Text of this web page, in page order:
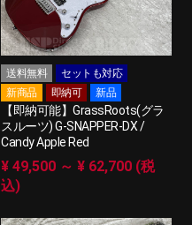
送料無料
セットも対応
新商品
即納可 新品
【即納可能】GrassRoots(グラ
スルーツ) G-SNAPPER-DX /
Candy Apple Red
¥ 49,500 ～ ¥ 62,700 (税
込)